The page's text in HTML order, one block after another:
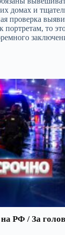
домах и
проверка
то
на РФ / За